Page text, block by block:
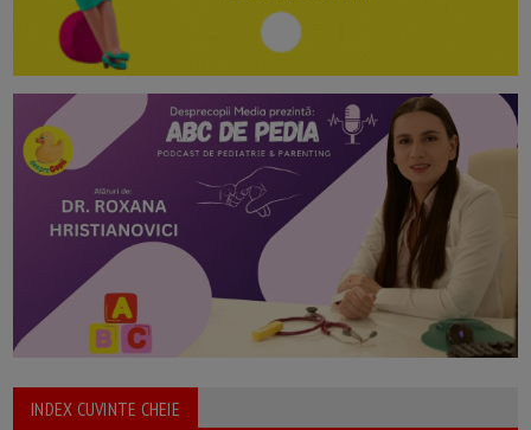
INDEX CUVINTE CHEIE